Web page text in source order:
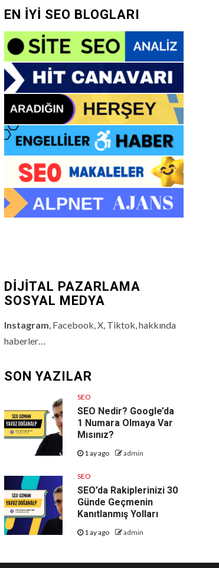
EN İYİ SEO BLOGLARI
DİJİTAL PAZARLAMA
SOSYAL MEDYA
Instagram, Facebook, X, Tiktok, hakkında
haberler…
SON YAZILAR
SEO
SEO Nedir? Google’da
1 Numara Olmaya Var
Mısınız?
1 ay ago admin
SEO
SEO’da Rakiplerinizi 30
Günde Geçmenin
Kanıtlanmış Yolları
1 ay ago admin